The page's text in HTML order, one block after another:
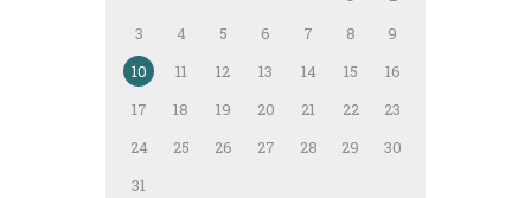
3
4 5 6 7 8
9
10
11 12 13 14 15
16
17
18 19 20 21 22
23
24
25 26 27 28 29
30
31